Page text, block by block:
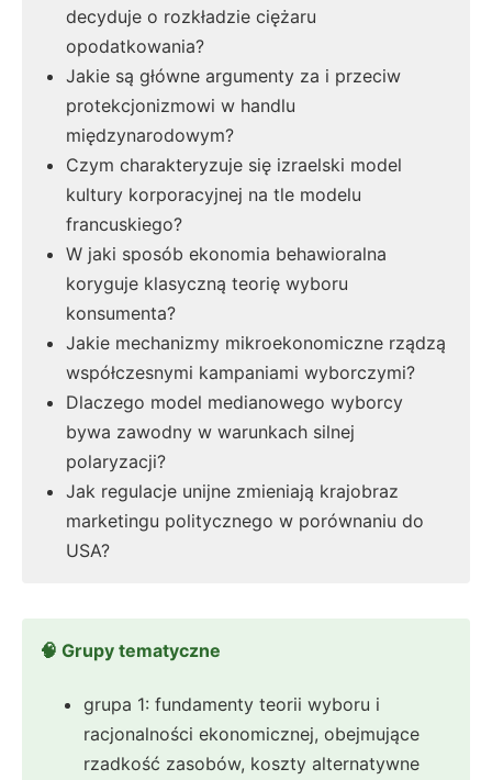
decyduje o rozkładzie ciężaru
opodatkowania?
Jakie są główne argumenty za i przeciw
protekcjonizmowi w handlu
międzynarodowym?
Czym charakteryzuje się izraelski model
kultury korporacyjnej na tle modelu
francuskiego?
W jaki sposób ekonomia behawioralna
koryguje klasyczną teorię wyboru
konsumenta?
Jakie mechanizmy mikroekonomiczne rządzą
współczesnymi kampaniami wyborczymi?
Dlaczego model medianowego wyborcy
bywa zawodny w warunkach silnej
polaryzacji?
Jak regulacje unijne zmieniają krajobraz
marketingu politycznego w porównaniu do
USA?
🧠 Grupy tematyczne
grupa 1: fundamenty teorii wyboru i
racjonalności ekonomicznej, obejmujące
rzadkość zasobów, koszty alternatywne